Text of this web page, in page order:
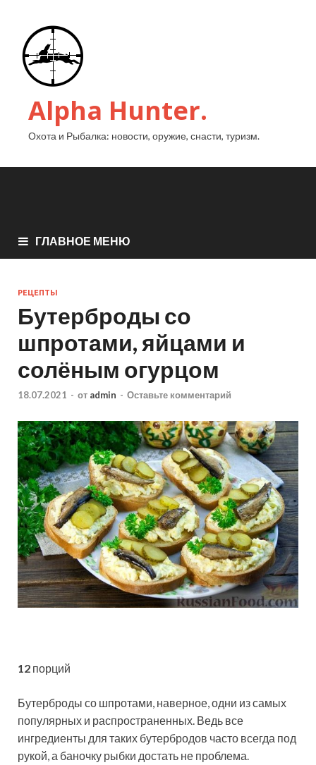
Alpha Hunter.
Охота и Рыбалка: новости, оружие, снасти, туризм.
ГЛАВНОЕ МЕНЮ
РЕЦЕПТЫ
Бутерброды со
шпротами, яйцами и
солёным огурцом
18.07.2021 - от admin - Оставьте комментарий
12 порций
Бутерброды со шпротами, наверное, одни из самых
популярных и распространенных. Ведь все
ингредиенты для таких бутербродов часто всегда под
рукой, а баночку рыбки достать не проблема.